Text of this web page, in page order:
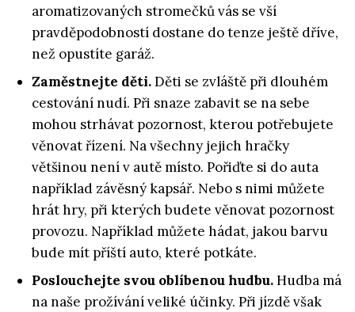
aromatizovaných stromečků vás se vší
pravděpodobností dostane do tenze ještě dříve,
než opustíte garáž.
Zaměstnejte děti.Děti se zvláště při dlouhém
cestování nudí. Při snaze zabavit se na sebe
mohou strhávat pozornost, kterou potřebujete
věnovat řízení. Na všechny jejich hračky
většinou není v autě místo. Pořiďte si do auta
například závěsný kapsář. Nebo s nimi můžete
hrát hry, při kterých budete věnovat pozornost
provozu. Například můžete hádat, jakou barvu
bude mít příští auto, které potkáte.
Poslouchejte svou oblíbenou hudbu.Hudba má
na naše prožívání veliké účinky. Při jízdě však